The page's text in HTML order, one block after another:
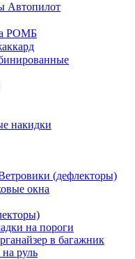
Автопилот
РОМБ
накидки
(дефлекторы)
окна
на пороги
в багажник
руль